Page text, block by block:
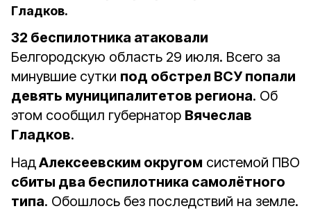
Гладков.
32 беспилотника атаковали
Белгородскую область 29 июля. Всего за
минувшие сутки под обстрел ВСУ попали
девять муниципалитетов региона. Об
этом сообщил губернатор Вячеслав
Гладков.
НадАлексеевским округом системой ПВО
сбиты два беспилотника самолётного
типа. Обошлось без последствий на земле.